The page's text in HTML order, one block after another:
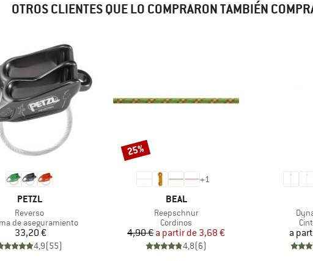
OTROS CLIENTES QUE LO COMPRARON TAMBIÉN
MARCA
PETZL
Artículo
Reverso
group
de aseguramiento
Precio
33,20 €
4,9(55)
+1
MARCA
BEAL
Artículo
Reepschnur
Product group
Cordinos
Precio
4,90 € Precio reducido
a partir de 3,68 €
4,8(6)
Descuento
25%
a